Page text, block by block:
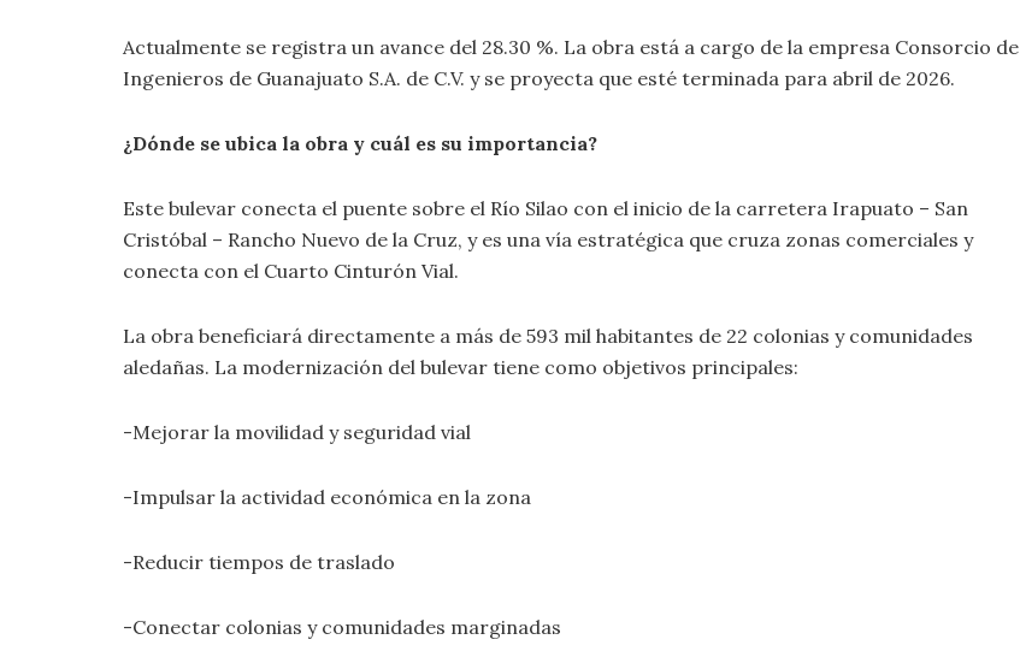
Actualmente se registra un avance del 28.30 %. La obra está a cargo de la empresa Consorcio de
Ingenieros de Guanajuato S.A. de C.V. y se proyecta que esté terminada para abril de 2026.
¿Dónde se ubica la obra y cuál es su importancia?
Este bulevar conecta el puente sobre el Río Silao con el inicio de la carretera Irapuato – San
Cristóbal – Rancho Nuevo de la Cruz, y es una vía estratégica que cruza zonas comerciales y
conecta con el Cuarto Cinturón Vial.
La obra beneficiará directamente a más de 593 mil habitantes de 22 colonias y comunidades
aledañas. La modernización del bulevar tiene como objetivos principales:
-Mejorar la movilidad y seguridad vial
-Impulsar la actividad económica en la zona
-Reducir tiempos de traslado
-Conectar colonias y comunidades marginadas